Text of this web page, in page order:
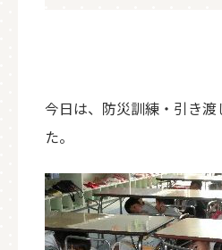
今日は、防災訓練・引き
た。